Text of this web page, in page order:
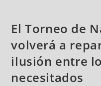
El Torneo de
volverá a
ilusión entre
necesitados